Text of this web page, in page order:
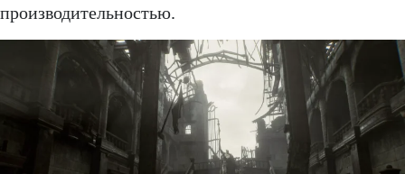
производительностью.